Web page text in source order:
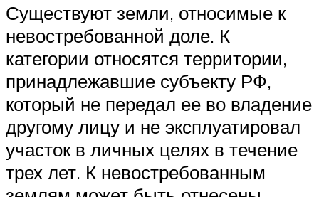
Существуют земли, относимые к
невостребованной доле. К
категории относятся территории,
принадлежавшие субъекту РФ,
который не передал ее во владение
другому лицу и не эксплуатировал
участок в личных целях в течение
трех лет. К невостребованным